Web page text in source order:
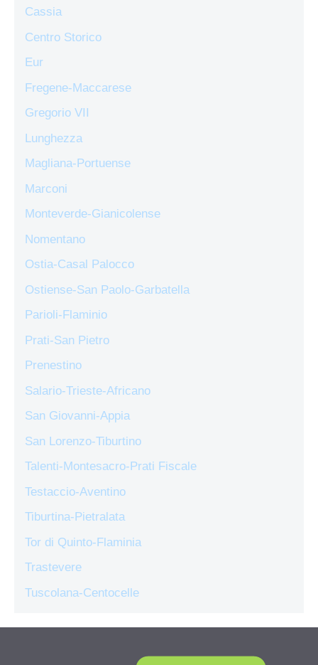
Cassia
Centro Storico
Eur
Fregene-Maccarese
Gregorio VII
Lunghezza
Magliana-Portuense
Marconi
Monteverde-Gianicolense
Nomentano
Ostia-Casal Palocco
Ostiense-San Paolo-Garbatella
Parioli-Flaminio
Prati-San Pietro
Prenestino
Salario-Trieste-Africano
San Giovanni-Appia
San Lorenzo-Tiburtino
Talenti-Montesacro-Prati Fiscale
Testaccio-Aventino
Tiburtina-Pietralata
Tor di Quinto-Flaminia
Trastevere
Tuscolana-Centocelle